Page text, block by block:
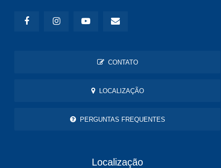
CONTATO
LOCALIZAÇÃO
PERGUNTAS FREQUENTES
Localização